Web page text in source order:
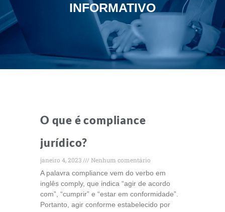
INFORMATIVO
O que é compliance
jurídico?
janeiro 4, 2023
Nenhum comentário
A palavra compliance vem do verbo em
inglês comply, que indica “agir de acordo
com”, “cumprir” e “estar em conformidade”.
Portanto, agir conforme estabelecido por